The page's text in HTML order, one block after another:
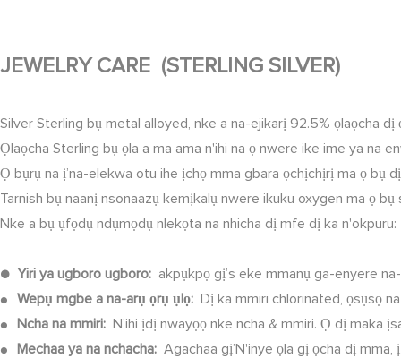
JEWELRY CARE (STERLING SILVER)
Silver Sterling bụ metal alloyed, nke a na-ejikarị 92.5% ọlaọcha dị
Ọlaọcha Sterling bụ ọla a ma ama n'ihi na ọ nwere ike ime ya na
Ọ bụrụ na ị’na-elekwa otu ihe ịchọ mma gbara ọchịchịrị ma ọ bụ
Tarnish bụ naanị nsonaazụ kemịkalụ nwere ikuku oxygen ma ọ
Nke a bụ ụfọdụ ndụmọdụ nlekọta na nhicha dị mfe dị ka n'okpuru:
● Yiri ya ugboro ugboro: akpụkpọ gị’s eke mmanụ ga-enyere
● Wepụ mgbe a na-arụ ọrụ ụlọ: Dị ka mmiri chlorinated, ọsụsọ
● Ncha na mmiri: N'ihi ịdị nwayọọ nke ncha & mmiri. Ọ dị maka
● Mechaa ya na nchacha: Agachaa gị’N'inye ọla gị ọcha dị